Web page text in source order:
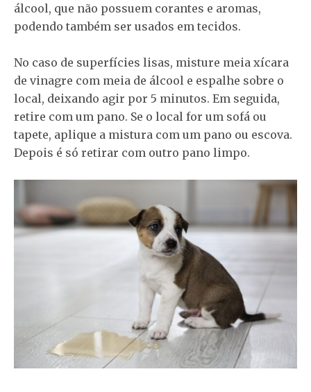
álcool, que não possuem corantes e aromas,
podendo também ser usados em tecidos.
No caso de superfícies lisas, misture meia xícara
de vinagre com meia de álcool e espalhe sobre o
local, deixando agir por 5 minutos. Em seguida,
retire com um pano. Se o local for um sofá ou
tapete, aplique a mistura com um pano ou escova.
Depois é só retirar com outro pano limpo.